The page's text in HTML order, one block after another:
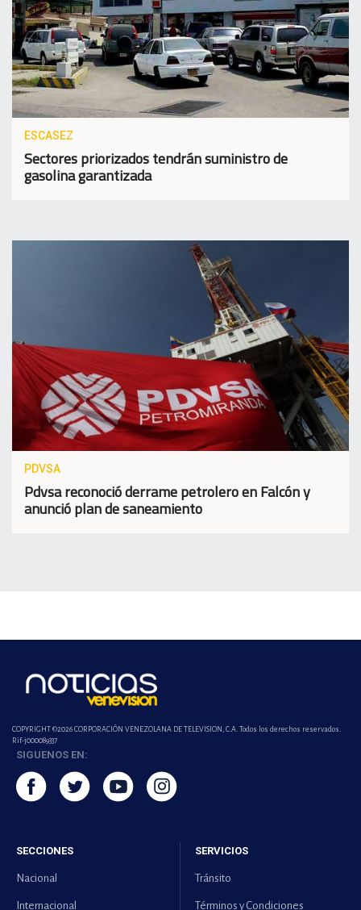
ESCASEZ
Sectores priorizados tendrán suministro de
gasolina garantizada
PDVSA
Pdvsa reconoció derrame petrolero en Falcón y
anunció plan de saneamiento
COPYRIGHT ©2026 CORPORACIÓN VENEZOLANA DE TELEVISION, C.A. Todos los derechos reservados.
Rif-j000089337
SIGUENOS EN:
SECCIONES
Nacional
Internacional
SERVICIOS
Tránsito
Términos y Condiciones